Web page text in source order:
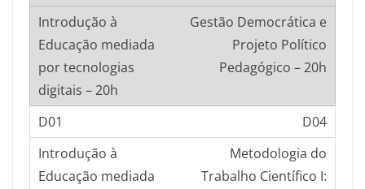
Gestão Democrática e
Projeto Político
Pedagógico – 20h
D04
Metodologia do
Trabalho Científico I: